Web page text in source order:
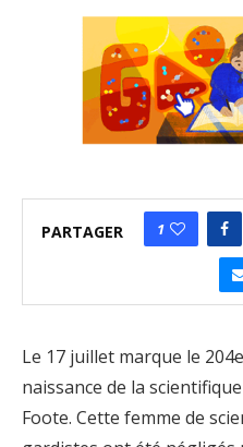
PARTAGER 1
Le 17 juillet marque le
naissance de la
Foote. Cette femme de